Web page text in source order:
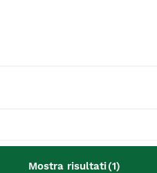
Mostra risultati(1)
in Italia è di circa
possono variare in
la
e la posizione.